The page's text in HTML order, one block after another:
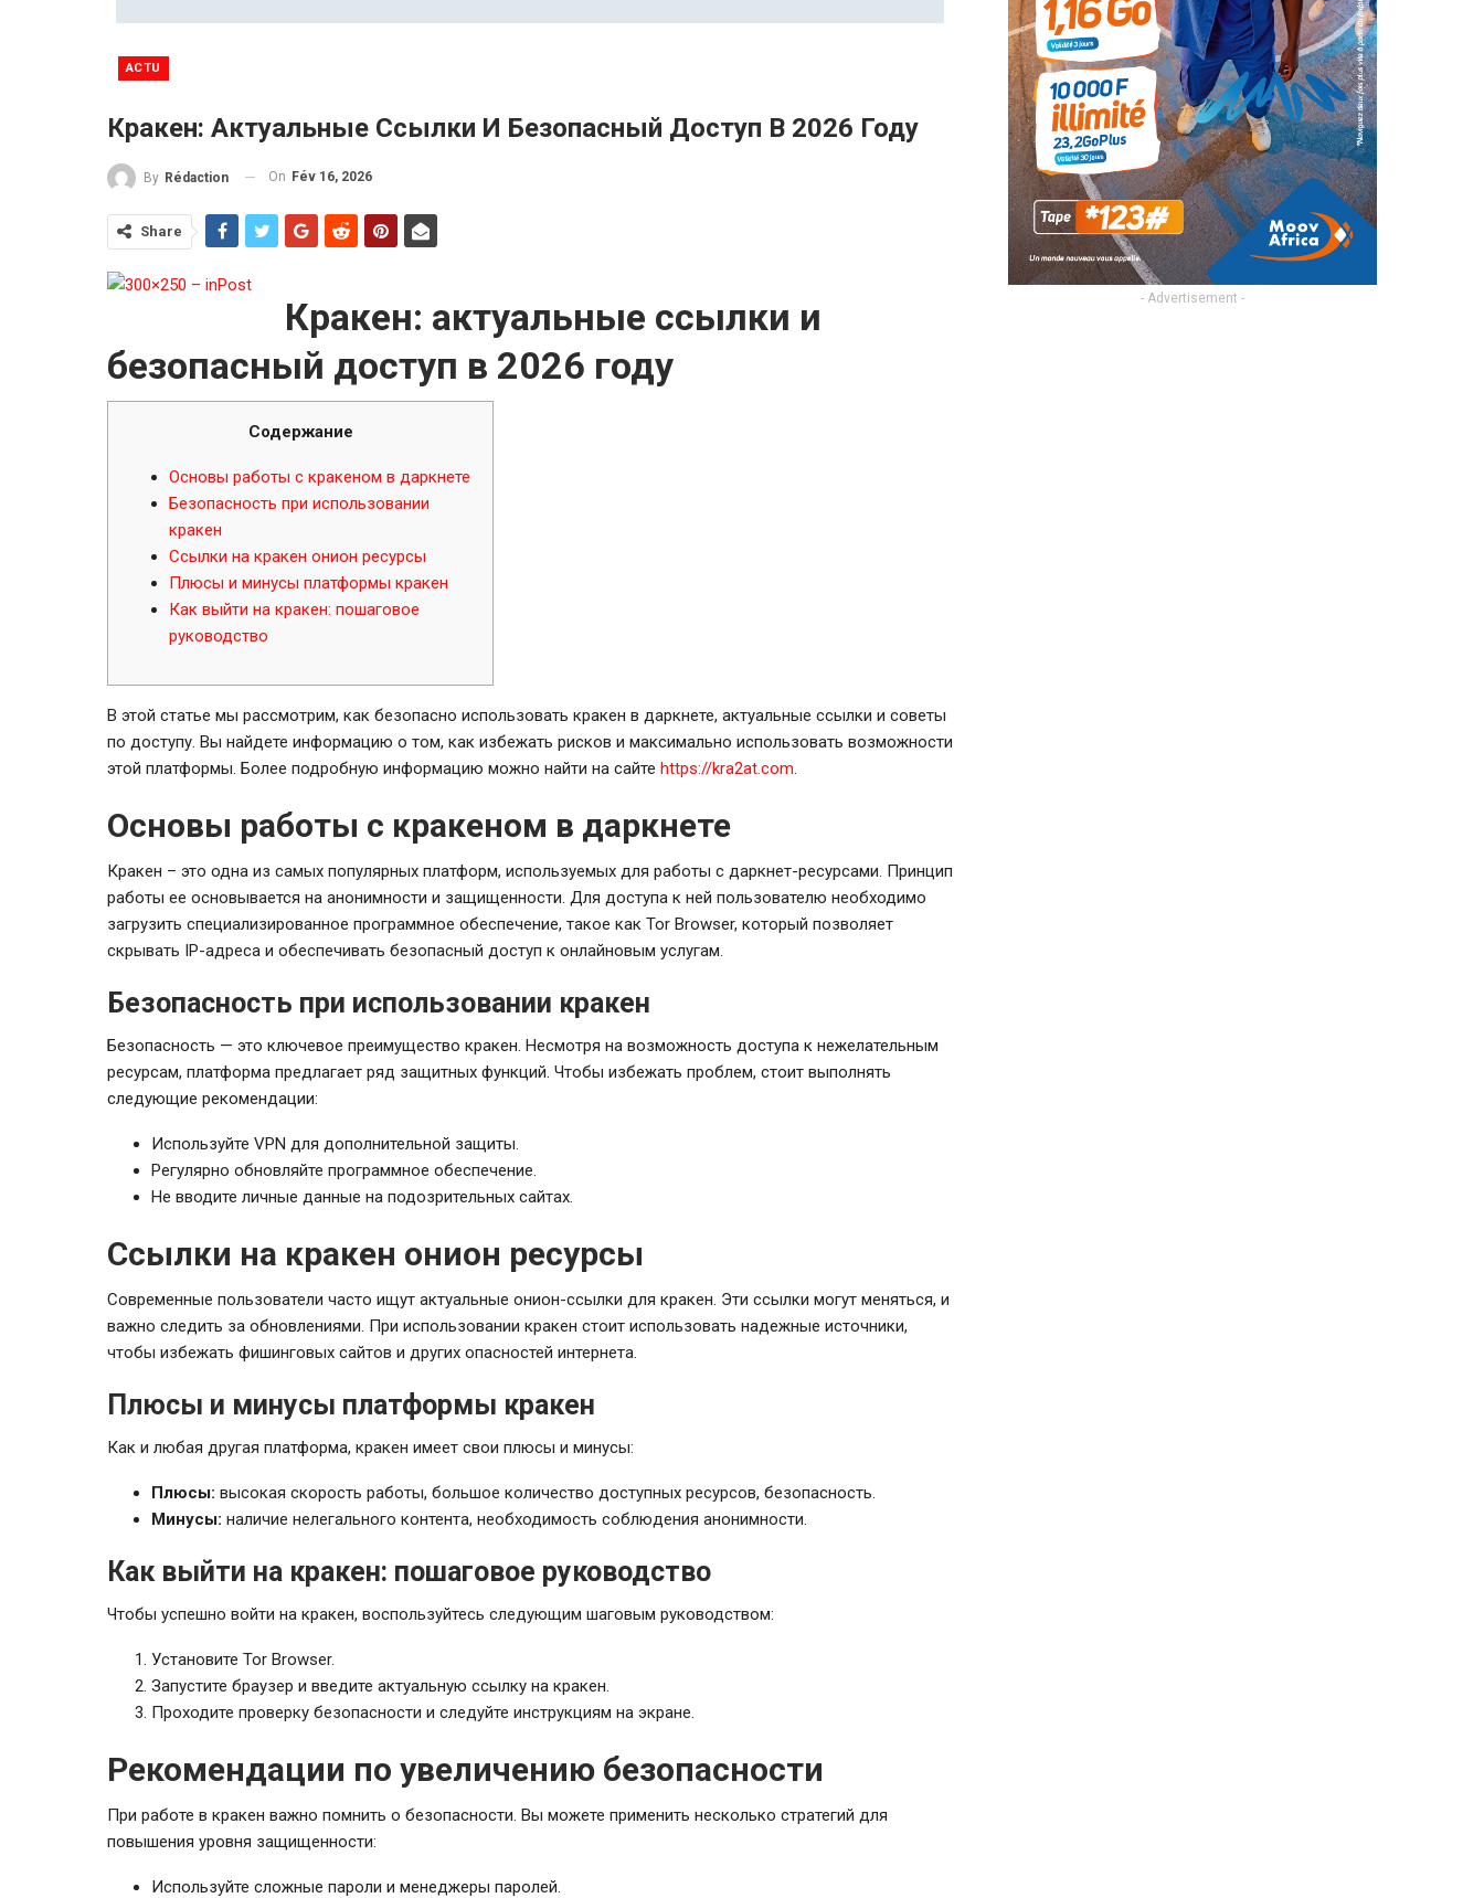
ACTU
Кракен: Актуальные Ссылки И Безопасный Доступ В 2026 Году
By Rédaction On Fév 16, 2026
Share
Кракен: актуальные ссылки и
безопасный доступ в 2026 году
Содержание
Основы работы с кракеном в даркнете
Безопасность при использовании
кракен
Ссылки на кракен онион ресурсы
Плюсы и минусы платформы кракен
Как выйти на кракен: пошаговое
руководство
В этой статье мы рассмотрим, как безопасно использовать кракен в даркнете, актуальные ссылки и советы
по доступу. Вы найдете информацию о том, как избежать рисков и максимально использовать возможности
этой платформы. Более подробную информацию можно найти на сайте https://kra2at.com.
Основы работы с кракеном в даркнете
Кракен – это одна из самых популярных платформ, используемых для работы с даркнет-ресурсами. Принцип
работы ее основывается на анонимности и защищенности. Для доступа к ней пользователю необходимо
загрузить специализированное программное обеспечение, такое как Tor Browser, который позволяет
скрывать IP-адреса и обеспечивать безопасный доступ к онлайновым услугам.
Безопасность при использовании кракен
Безопасность — это ключевое преимущество кракен. Несмотря на возможность доступа к нежелательным
ресурсам, платформа предлагает ряд защитных функций. Чтобы избежать проблем, стоит выполнять
следующие рекомендации:
Используйте VPN для дополнительной защиты.
Регулярно обновляйте программное обеспечение.
Не вводите личные данные на подозрительных сайтах.
Ссылки на кракен онион ресурсы
Современные пользователи часто ищут актуальные онион-ссылки для кракен. Эти ссылки могут меняться, и
важно следить за обновлениями. При использовании кракен стоит использовать надежные источники,
чтобы избежать фишинговых сайтов и других опасностей интернета.
Плюсы и минусы платформы кракен
Как и любая другая платформа, кракен имеет свои плюсы и минусы:
Плюсы: высокая скорость работы, большое количество доступных ресурсов, безопасность.
Минусы: наличие нелегального контента, необходимость соблюдения анонимности.
Как выйти на кракен: пошаговое руководство
Чтобы успешно войти на кракен, воспользуйтесь следующим шаговым руководством:
Установите Tor Browser.
Запустите браузер и введите актуальную ссылку на кракен.
Проходите проверку безопасности и следуйте инструкциям на экране.
Рекомендации по увеличению безопасности
При работе в кракен важно помнить о безопасности. Вы можете применить несколько стратегий для
повышения уровня защищенности:
Используйте сложные пароли и менеджеры паролей.
- Advertisement -